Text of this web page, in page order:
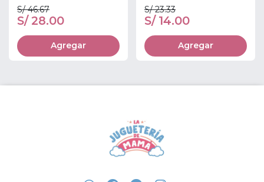
S/ 46.67
S/ 28.00
Agregar
S/ 23.33
S/ 14.00
Agregar